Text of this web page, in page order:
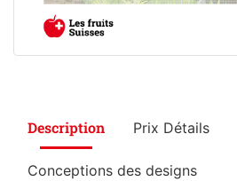
Description Prix Détails
Conceptions des designs